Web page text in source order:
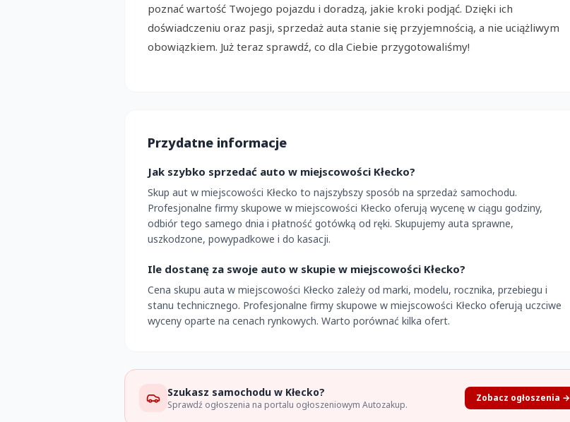
poznać wartość Twojego pojazdu i doradzą, jakie kroki podjąć. Dzięki ich
doświadczeniu oraz pasji, sprzedaż auta stanie się przyjemnością, a nie uciążliwym
obowiązkiem. Już teraz sprawdź, co dla Ciebie przygotowaliśmy!
Przydatne informacje
Jak szybko sprzedać auto w miejscowości Kłecko?
Skup aut w miejscowości Kłecko to najszybszy sposób na sprzedaż samochodu.
Profesjonalne firmy skupowe w miejscowości Kłecko oferują wycenę w ciągu godziny,
odbiór tego samego dnia i płatność gotówką od ręki. Skupujemy auta sprawne,
uszkodzone, powypadkowe i do kasacji.
Ile dostanę za swoje auto w skupie w miejscowości Kłecko?
Cena skupu auta w miejscowości Kłecko zależy od marki, modelu, rocznika, przebiegu i
stanu technicznego. Profesjonalne firmy skupowe w miejscowości Kłecko oferują uczciwe
wyceny oparte na cenach rynkowych. Warto porównać kilka ofert.
Szukasz samochodu w Kłecko?
Sprawdź ogłoszenia na portalu ogłoszeniowym Autozakup.
Zobacz ogłoszenia →